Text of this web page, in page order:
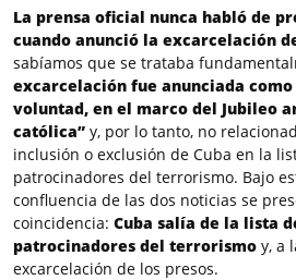
La prensa oficial nunca habló de
cuando anunció la excarcelación
sabíamos que se trataba
excarcelación fue anunciada como
voluntad, en el marco del Jubileo
católica” y, por lo tanto, no
inclusión o exclusión de Cuba en la
patrocinadores del terrorismo. Bajo
confluencia de las dos noticias se
coincidencia: Cuba salía de la lista
patrocinadores del terrorismo y, a
excarcelación de los presos.